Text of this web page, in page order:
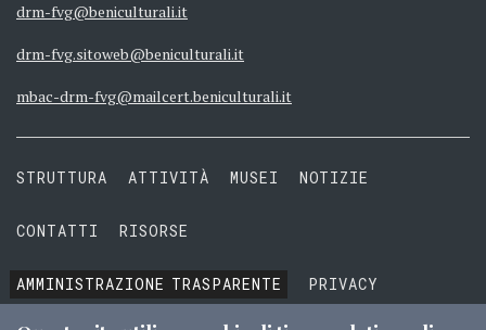
drm-fvg@beniculturali.it
drm-fvg.sitoweb@beniculturali.it
mbac-drm-fvg@mailcert.beniculturali.it
STRUTTURA ATTIVITÀ MUSEI NOTIZIE
CONTATTI RISORSE
AMMINISTRAZIONE TRASPARENTE
PRIVACY
COOKIE
TERMINI E CONDIZIONI